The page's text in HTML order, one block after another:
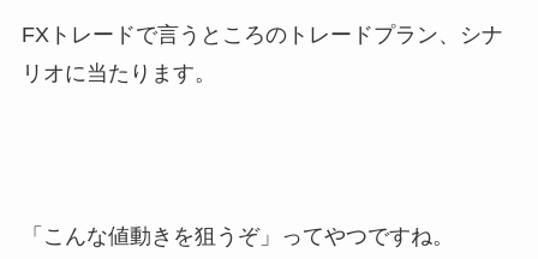
FXトレードで言うところのトレードプラン、シナ
リオに当たります。
「こんな値動きを狙うぞ」ってやつですね。